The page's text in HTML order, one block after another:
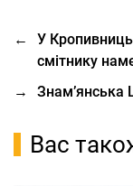
←
У
смітнику
→
Знам’янська
Вас